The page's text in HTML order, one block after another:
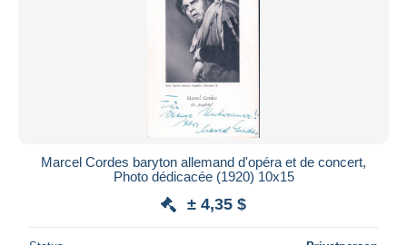
Marcel Cordes baryton allemand d'opéra et de concert,
Photo dédicacée (1920) 10x15
± 4,35 $